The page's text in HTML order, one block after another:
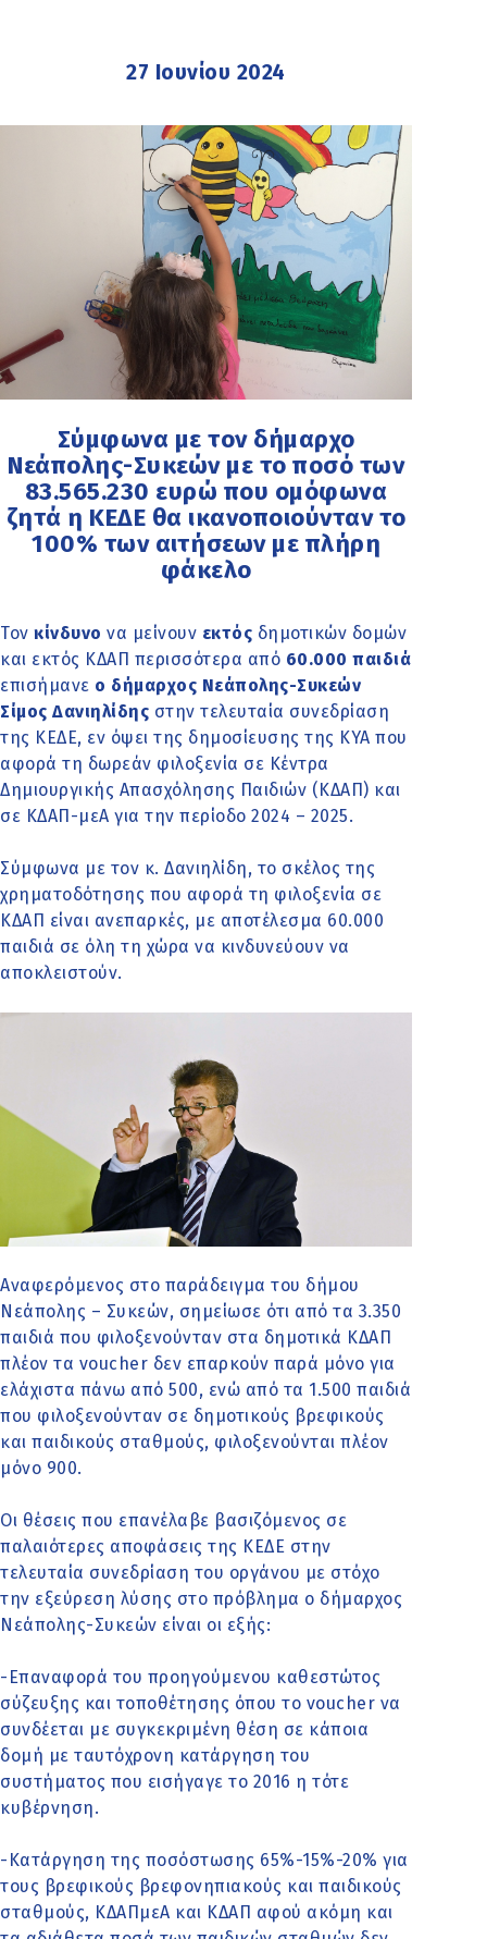
27 Ιουνίου 2024
Σύμφωνα με τον δήμαρχο
Νεάπολης-Συκεών με το ποσό των
83.565.230 ευρώ που ομόφωνα
ζητά η ΚΕΔΕ θα ικανοποιούνταν το
100% των αιτήσεων με πλήρη
φάκελο
Τον κίνδυνο να μείνουν εκτός δημοτικών δομών
και εκτός ΚΔΑΠ περισσότερα από 60.000 παιδιά
επισήμανε ο δήμαρχος Νεάπολης-Συκεών
Σίμος Δανιηλίδης στην τελευταία συνεδρίαση
της ΚΕΔΕ, εν όψει της δημοσίευσης της ΚΥΑ που
αφορά τη δωρεάν φιλοξενία σε Κέντρα
Δημιουργικής Απασχόλησης Παιδιών (ΚΔΑΠ) και
σε ΚΔΑΠ-μεΑ για την περίοδο 2024 – 2025.
Σύμφωνα με τον κ. Δανιηλίδη, το σκέλος της
χρηματοδότησης που αφορά τη φιλοξενία σε
ΚΔΑΠ είναι ανεπαρκές, με αποτέλεσμα 60.000
παιδιά σε όλη τη χώρα να κινδυνεύουν να
αποκλειστούν.
Αναφερόμενος στο παράδειγμα του δήμου
Νεάπολης – Συκεών, σημείωσε ότι από τα 3.350
παιδιά που φιλοξενούνταν στα δημοτικά ΚΔΑΠ
πλέον τα voucher δεν επαρκούν παρά μόνο για
ελάχιστα πάνω από 500, ενώ από τα 1.500 παιδιά
που φιλοξενούνταν σε δημοτικούς βρεφικούς
και παιδικούς σταθμούς, φιλοξενούνται πλέον
μόνο 900.
Οι θέσεις που επανέλαβε βασιζόμενος σε
παλαιότερες αποφάσεις της ΚΕΔΕ στην
τελευταία συνεδρίαση του οργάνου με στόχο
την εξεύρεση λύσης στο πρόβλημα ο δήμαρχος
Νεάπολης-Συκεών είναι οι εξής:
-Επαναφορά του προηγούμενου καθεστώτος
σύζευξης και τοποθέτησης όπου το voucher να
συνδέεται με συγκεκριμένη θέση σε κάποια
δομή με ταυτόχρονη κατάργηση του
συστήματος που εισήγαγε το 2016 η τότε
κυβέρνηση.
-Κατάργηση της ποσόστωσης 65%-15%-20% για
τους βρεφικούς βρεφονηπιακούς και παιδικούς
σταθμούς, ΚΔΑΠμεΑ και ΚΔΑΠ αφού ακόμη και